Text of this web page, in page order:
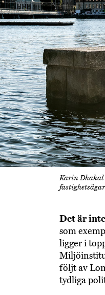
Karin Dhakal
Det är
som
ligger i
följt av
tydliga